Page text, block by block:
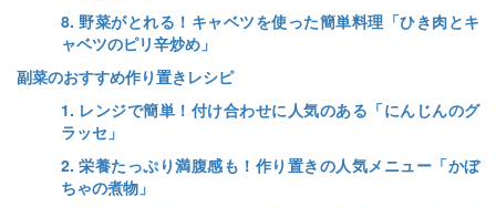
8. 野菜がとれる！キャベツを使った簡単料理「ひき肉とキ
ャベツのピリ辛炒め」
副菜のおすすめ作り置きレシピ
1. レンジで簡単！付け合わせに人気のある「にんじんのグ
ラッセ」
2. 栄養たっぷり満腹感も！作り置きの人気メニュー「かぼ
ちゃの煮物」